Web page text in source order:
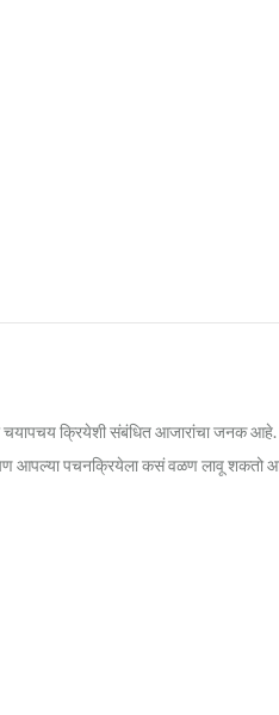
चयापचय क्रियेशी संबंधित आजारांचा जनक
आपल्या पचनक्रियेला कसं वळण लावू शकतो